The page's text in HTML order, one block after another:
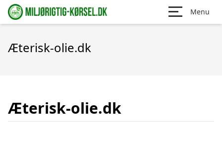
Menu
Æterisk-olie.dk
Æterisk-olie.dk